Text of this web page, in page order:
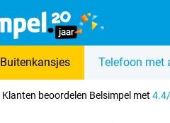
Buitenkansjes Telefoon met
Klanten beoordelen Belsimpel met